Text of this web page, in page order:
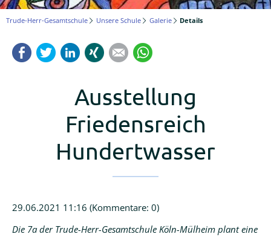
Logineo
Schulmanager
Online
Trude-Herr-Gesamtschule Unsere Schule Galerie Details
FacebookTwitterLinkedInXing Mail
Ausstellung
Friedensreich
Hundertwasser
29.06.2021 11:16 (Kommentare: 0)
Die 7a der Trude-Herr-Gesamtschule Köln-Mülheim plant eine